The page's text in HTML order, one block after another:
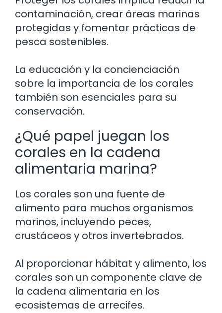
contaminación, crear áreas marinas
protegidas y fomentar prácticas de
pesca sostenibles.
La educación y la concienciación
sobre la importancia de los corales
también son esenciales para su
conservación.
¿Qué papel juegan los
corales en la cadena
alimentaria marina?
Los corales son una fuente de
alimento para muchos organismos
marinos, incluyendo peces,
crustáceos y otros invertebrados.
Al proporcionar hábitat y alimento, los
corales son un componente clave de
la cadena alimentaria en los
ecosistemas de arrecifes.